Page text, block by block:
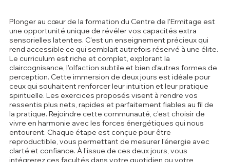
Plonger au cœur de la formation du Centre de l'Ermitage est
une opportunité unique de révéler vos capacités extra
sensorielles latentes. C'est un enseignement précieux qui
rend accessible ce qui semblait autrefois réservé à une élite.
Le curriculum est riche et complet, explorant la
claircognisance, l'olfaction subtile et bien d'autres formes de
perception. Cette immersion de deux jours est idéale pour
ceux qui souhaitent renforcer leur intuition et leur pratique
spirituelle. Les exercices proposés visent à rendre vos
ressentis plus nets, rapides et parfaitement fiables au fil de
la pratique. Rejoindre cette communauté, c'est choisir de
vivre en harmonie avec les forces énergétiques qui nous
entourent. Chaque étape est conçue pour être
reproductible, vous permettant de mesurer l'énergie avec
clarté et confiance. À l'issue de ces deux jours, vous
intégrerez ces facultés dans votre quotidien ou votre